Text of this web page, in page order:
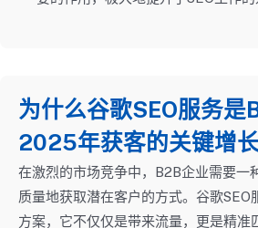
为什么谷歌SEO服务是
2025年获客的关键增长
在激烈的市场竞争中，B2B企业需要一
质量地获取潜在客户的方式。谷歌SEO
方案，它不仅仅是带来流量，更是精准